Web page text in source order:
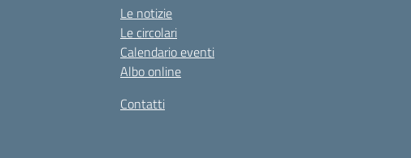
Le notizie
Le circolari
Calendario eventi
Albo online
Contatti